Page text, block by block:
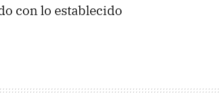
con lo establecido